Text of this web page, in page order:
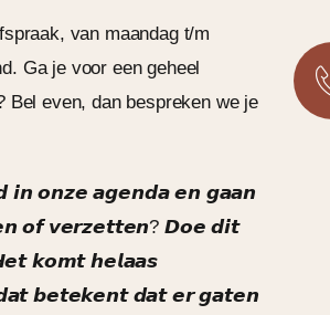
van maandag t/m
Ga je voor een geheel
Bel even, dan bespreken we je
𝙞𝙣 𝙤𝙣𝙯𝙚 𝙖𝙜𝙚𝙣𝙙𝙖 𝙚𝙣 𝙜𝙖𝙖𝙣
𝙤𝙛 𝙫𝙚𝙧𝙯𝙚𝙩𝙩𝙚𝙣? 𝘿𝙤𝙚 𝙙𝙞𝙩
𝙠𝙤𝙢𝙩 𝙝𝙚𝙡𝙖𝙖𝙨
𝙗𝙚𝙩𝙚𝙠𝙚𝙣𝙩 𝙙𝙖𝙩 𝙚𝙧 𝙜𝙖𝙩𝙚𝙣